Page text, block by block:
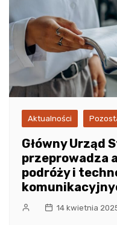
Aktualności
Główny Urząd
przeprowadza
podróży i
14 kwietnia